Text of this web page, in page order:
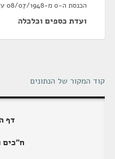
הכנסת ה-0 מ-08/07/1948 עד 14/02/1949
ועדת כספים וכלכלה
קוד המקור של הנתונים
דף
ח"כים